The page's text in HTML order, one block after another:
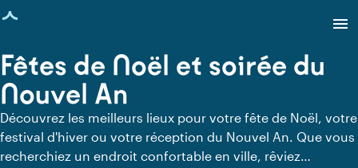
chargée
menu
Fêtes de Noël et soirée du
Nouvel An
Découvrez les meilleurs lieux pour votre fête de Noël, votre
festival d'hiver ou votre réception du Nouvel An. Que vous
recherchiez un endroit confortable en ville, rêviez